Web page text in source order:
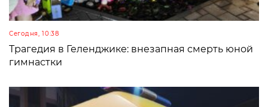
Сегодня, 10:38
Трагедия в Геленджике: внезапная смерть юной
гимнастки